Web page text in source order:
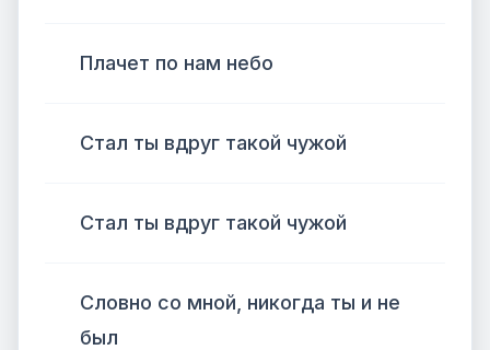
Плачет по нам небо
Стал ты вдруг такой чужой
Стал ты вдруг такой чужой
Словно со мной, никогда ты и не
был